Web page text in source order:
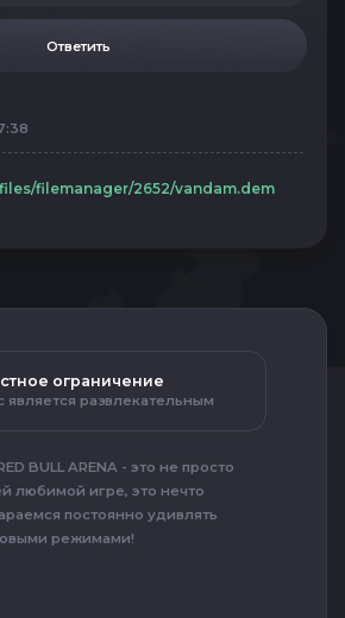
Ответить
filemanager/2652/vandam.dem
ограничение
является развлекательным
BULL ARENA - это не просто
любимой игре, это нечто
постоянно удивлять
режимами!